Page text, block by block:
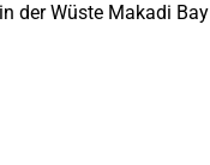
der Wüste Makadi Bay